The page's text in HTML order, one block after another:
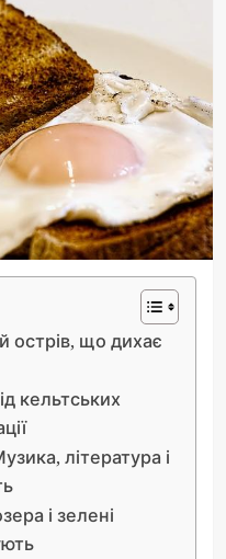
острів, що дихає
кельтських
література і
і зелені